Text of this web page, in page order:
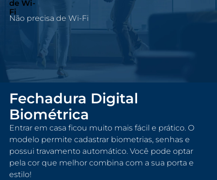
Não precisa de Wi-Fi
Fechadura Digital
Biométrica
Entrar em casa ficou muito mais fácil e prático. O
modelo permite cadastrar biometrias, senhas e
possui travamento automático. Você pode optar
pela cor que melhor combina com a sua porta e
estilo!